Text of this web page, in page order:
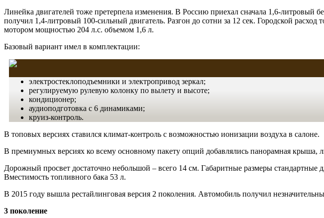
Линейка двигателей тоже претерпела изменения. В Россию приехал сначала 1,6-
получил 1,4-литровый 100-сильный двигатель. Разгон до сотни за 12 сек. Городской
мотором мощностью 204 л.с. объемом 1,6 л.
Базовый вариант имел в комплектации:
электростеклоподъемники и электропривод зеркал;
регулируемую рулевую колонку по вылету и высоте;
кондиционер;
аудиоподготовка с 6 динамиками;
круиз-контроль.
В топовых версиях ставился климат-контроль с возможностью ионизации воздуха в салоне.
В премиумных версиях ко всему основному пакету опций добавлялись панорамная крыша,
Дорожный просвет достаточно небольшой – всего 14 см. Габаритные размеры стандартные
Вместимость топливного бака 53 л.
В 2015 году вышла рестайлинговая версия 2 поколения. Автомобиль получил
3 поколение